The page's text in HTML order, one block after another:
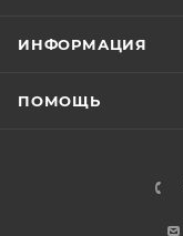
ИНФОРМАЦИЯ
ПОМОЩЬ